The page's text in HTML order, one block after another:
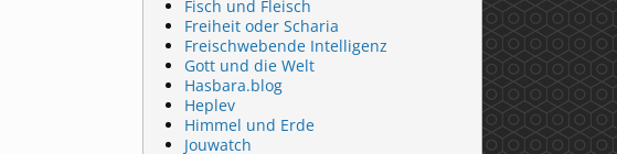
Fisch und Fleisch
Freiheit oder Scharia
Freischwebende Intelligenz
Gott und die Welt
Hasbara.blog
Heplev
Himmel und Erde
Jouwatch